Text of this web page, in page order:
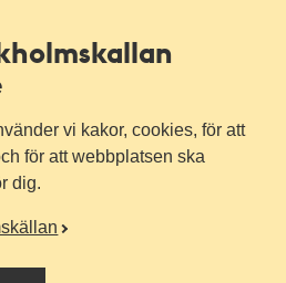
vi kakor, cookies, för att
för att webbplatsen ska
dig.